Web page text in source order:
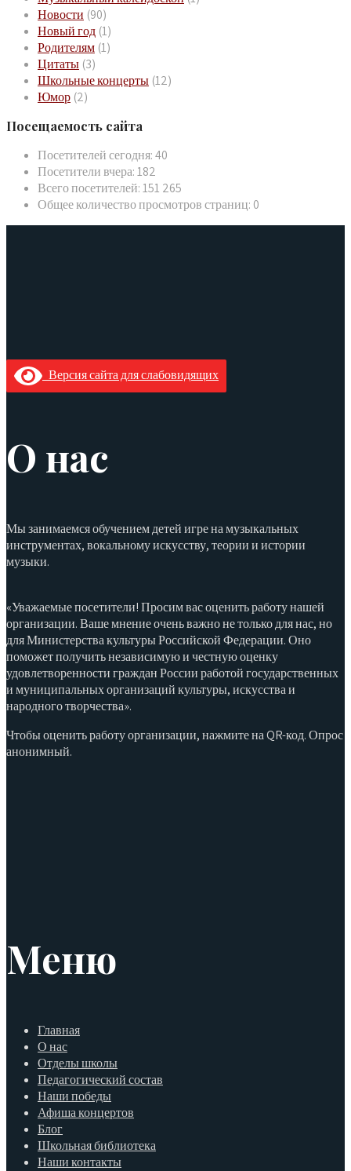
Новости (90)
Новый год (1)
Родителям (1)
Цитаты (3)
Школьные концерты (12)
Юмор (2)
Посещаемость сайта
Посетителей сегодня:40
Посетители вчера:182
Всего посетителей:151 265
Общее количество просмотров страниц: 0
Версия сайта для слабовидящих
О нас
Мы занимаемся обучением детей игре на музыкальных
инструментах, вокальному искусству, теории и истории
музыки.
«Уважаемые посетители! Просим вас оценить работу нашей
организации. Ваше мнение очень важно не только для нас, но
для Министерства культуры Российской Федерации. Оно
поможет получить независимую и честную оценку
удовлетворенности граждан России работой государственных
и муниципальных организаций культуры, искусства и
народного творчества».
Чтобы оценить работу организации, нажмите на QR-код. Опрос
анонимный.
Меню
Главная
О нас
Отделы школы
Педагогический состав
Наши победы
Афиша концертов
Блог
Школьная библиотека
Наши контакты